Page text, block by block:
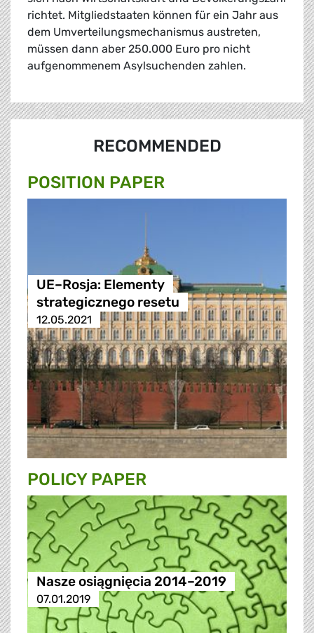
richtet. Mitgliedstaaten können für ein Jahr aus
dem Umverteilungsmechanismus austreten,
müssen dann aber 250.000 Euro pro nicht
aufgenommenem Asylsuchenden zahlen.
RECOMMENDED
POSITION PAPER
UE–Rosja: Elementy
strategicznego resetu
12.05.2021
POLICY PAPER
Nasze osiągnięcia 2014–2019
07.01.2019